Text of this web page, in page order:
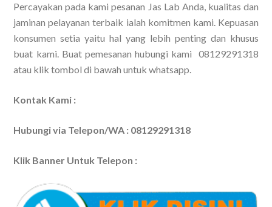
Percayakan pada kami pesanan Jas Lab Anda, kualitas dan
jaminan pelayanan terbaik ialah komitmen kami. Kepuasan
konsumen setia yaitu hal yang lebih penting dan khusus
buat kami. Buat pemesanan hubungi kami 08129291318
atau klik tombol di bawah untuk whatsapp.
Kontak Kami :
Hubungi via Telepon/WA : 08129291318
Klik Banner Untuk Telepon :